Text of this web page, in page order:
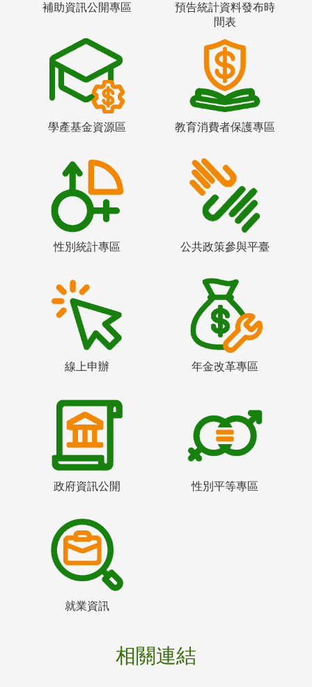
補助資訊公開專區
預告統計資料發布時
間表
學產基金資源區 教育消費者保護專區
性別統計專區 公共政策參與平臺
線上申辦 年金改革專區
政府資訊公開 性別平等專區
就業資訊
相關連結